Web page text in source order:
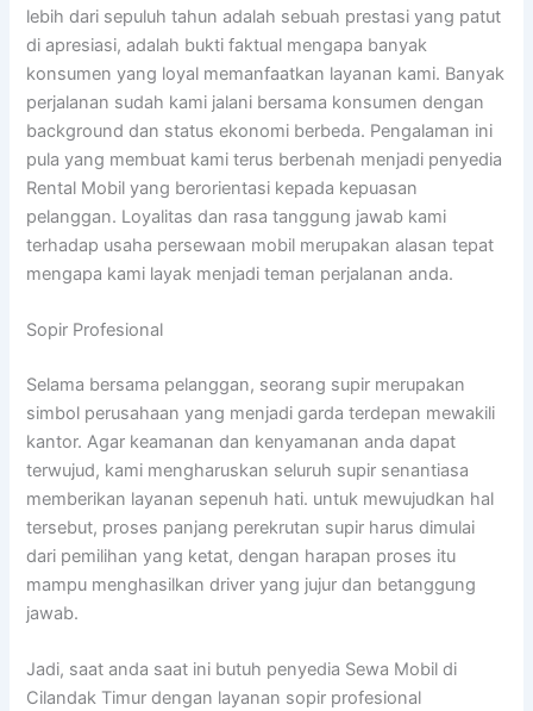
lebih dari sepuluh tahun adalah sebuah prestasi yang patut
di apresiasi, adalah bukti faktual mengapa banyak
konsumen yang loyal memanfaatkan layanan kami. Banyak
perjalanan sudah kami jalani bersama konsumen dengan
background dan status ekonomi berbeda. Pengalaman ini
pula yang membuat kami terus berbenah menjadi penyedia
Rental Mobil yang berorientasi kepada kepuasan
pelanggan. Loyalitas dan rasa tanggung jawab kami
terhadap usaha persewaan mobil merupakan alasan tepat
mengapa kami layak menjadi teman perjalanan anda.
Sopir Profesional
Selama bersama pelanggan, seorang supir merupakan
simbol perusahaan yang menjadi garda terdepan mewakili
kantor. Agar keamanan dan kenyamanan anda dapat
terwujud, kami mengharuskan seluruh supir senantiasa
memberikan layanan sepenuh hati. untuk mewujudkan hal
tersebut, proses panjang perekrutan supir harus dimulai
dari pemilihan yang ketat, dengan harapan proses itu
mampu menghasilkan driver yang jujur dan betanggung
jawab.
Jadi, saat anda saat ini butuh penyedia Sewa Mobil di
Cilandak Timur dengan layanan sopir profesional